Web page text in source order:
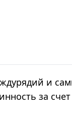
и
за